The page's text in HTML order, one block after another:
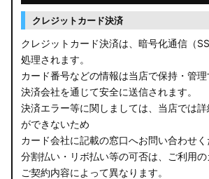
クレジットカード決済
クレジットカード決済は、暗号化通信（
処理されます。
カード番号などの情報は当店で保持・管理
決済会社を通じて安全に送信されます。
決済エラー等に関しましては、当店では
ができないため
カード会社に記載の窓口へお問い合わせく
分割払い・リボ払い等の可否は、ご利用
ご契約内容によって異なります。